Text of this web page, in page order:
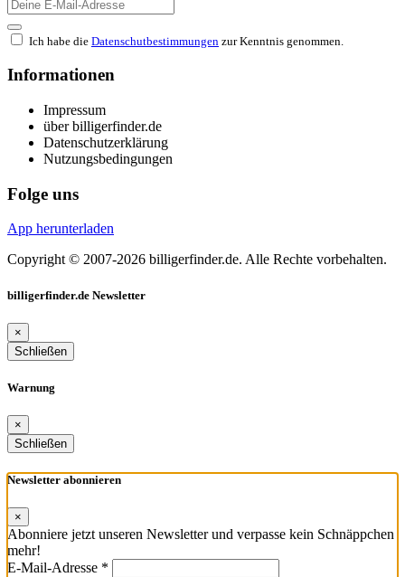
Ich habe die Datenschutbestimmungen zur Kenntnis genommen.
Informationen
Impressum
über billigerfinder.de
Datenschutzerklärung
Nutzungsbedingungen
Folge uns
App herunterladen
Copyright © 2007-2026 billigerfinder.de. Alle Rechte vorbehalten.
billigerfinder.de Newsletter
×
Schließen
Warnung
×
Schließen
Newsletter abonnieren
×
Abonniere jetzt unseren Newsletter und verpasse kein Schnäppchen
mehr!
E-Mail-Adresse *